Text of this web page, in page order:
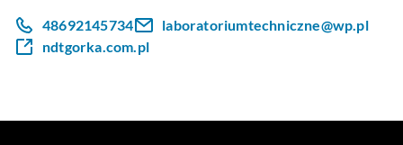
48692145734
laboratoriumtechniczne@wp.pl
ndtgorka.com.pl